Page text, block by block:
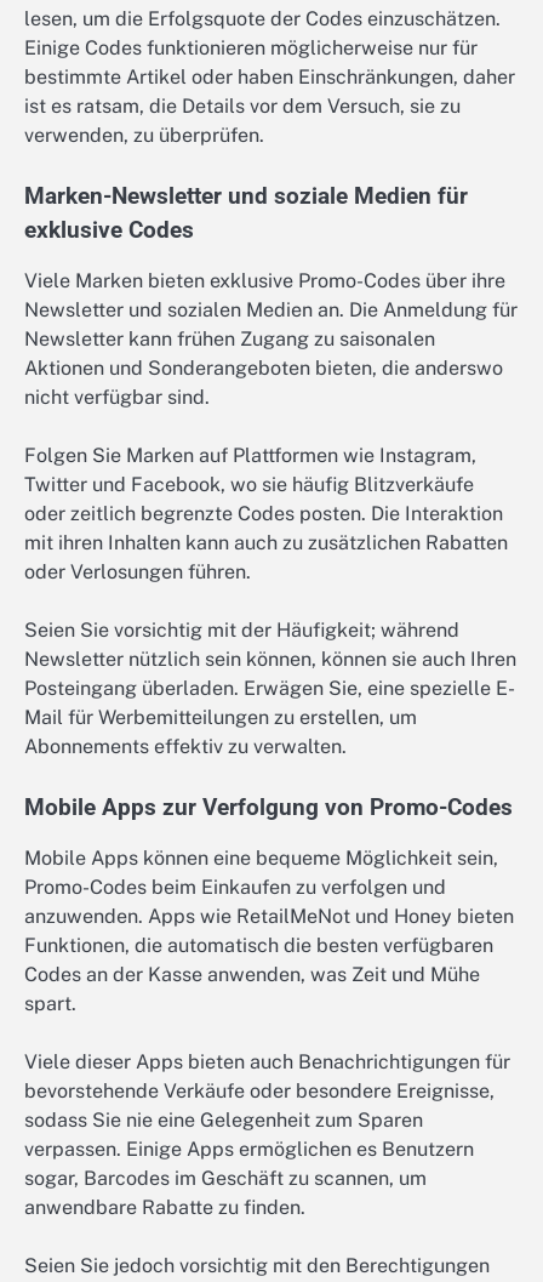
lesen, um die Erfolgsquote der Codes einzuschätzen.
Einige Codes funktionieren möglicherweise nur für
bestimmte Artikel oder haben Einschränkungen, daher
ist es ratsam, die Details vor dem Versuch, sie zu
verwenden, zu überprüfen.
Marken-Newsletter und soziale Medien für
exklusive Codes
Viele Marken bieten exklusive Promo-Codes über ihre
Newsletter und sozialen Medien an. Die Anmeldung für
Newsletter kann frühen Zugang zu saisonalen
Aktionen und Sonderangeboten bieten, die anderswo
nicht verfügbar sind.
Folgen Sie Marken auf Plattformen wie Instagram,
Twitter und Facebook, wo sie häufig Blitzverkäufe
oder zeitlich begrenzte Codes posten. Die Interaktion
mit ihren Inhalten kann auch zu zusätzlichen Rabatten
oder Verlosungen führen.
Seien Sie vorsichtig mit der Häufigkeit; während
Newsletter nützlich sein können, können sie auch Ihren
Posteingang überladen. Erwägen Sie, eine spezielle E-
Mail für Werbemitteilungen zu erstellen, um
Abonnements effektiv zu verwalten.
Mobile Apps zur Verfolgung von Promo-Codes
Mobile Apps können eine bequeme Möglichkeit sein,
Promo-Codes beim Einkaufen zu verfolgen und
anzuwenden. Apps wie RetailMeNot und Honey bieten
Funktionen, die automatisch die besten verfügbaren
Codes an der Kasse anwenden, was Zeit und Mühe
spart.
Viele dieser Apps bieten auch Benachrichtigungen für
bevorstehende Verkäufe oder besondere Ereignisse,
sodass Sie nie eine Gelegenheit zum Sparen
verpassen. Einige Apps ermöglichen es Benutzern
sogar, Barcodes im Geschäft zu scannen, um
anwendbare Rabatte zu finden.
Seien Sie jedoch vorsichtig mit den Berechtigungen